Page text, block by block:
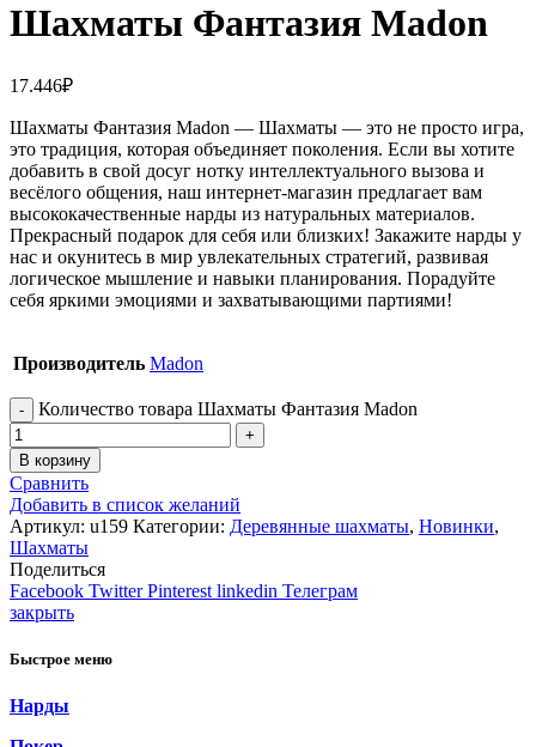
Шахматы Фантазия Madon
17.446₽
Шахматы Фантазия Madon — Шахматы — это не просто игра,
это традиция, которая объединяет поколения. Если вы хотите
добавить в свой досуг нотку интеллектуального вызова и
весёлого общения, наш интернет-магазин предлагает вам
высококачественные нарды из натуральных материалов.
Прекрасный подарок для себя или близких! Закажите нарды у
нас и окунитесь в мир увлекательных стратегий, развивая
логическое мышление и навыки планирования. Порадуйте
себя яркими эмоциями и захватывающими партиями!
Производитель Madon
Количество товара Шахматы Фантазия Madon
В корзину
Сравнить
Добавить в список желаний
Артикул: u159 Категории: Деревянные шахматы, Новинки,
Шахматы
Поделиться
Facebook Twitter Pinterest linkedin Телеграм
закрыть
Быстрое меню
Нарды